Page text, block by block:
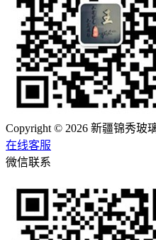
Copyright © 2026 新疆锦秀玻
在线客服
微信联系